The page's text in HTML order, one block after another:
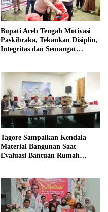
Bupati Aceh Tengah Motivasi
Paskibraka, Tekankan Disiplin,
Integritas dan Semangat
Tagore Sampaikan Kendala
Material Bangunan Saat
Evaluasi Bantuan Rumah